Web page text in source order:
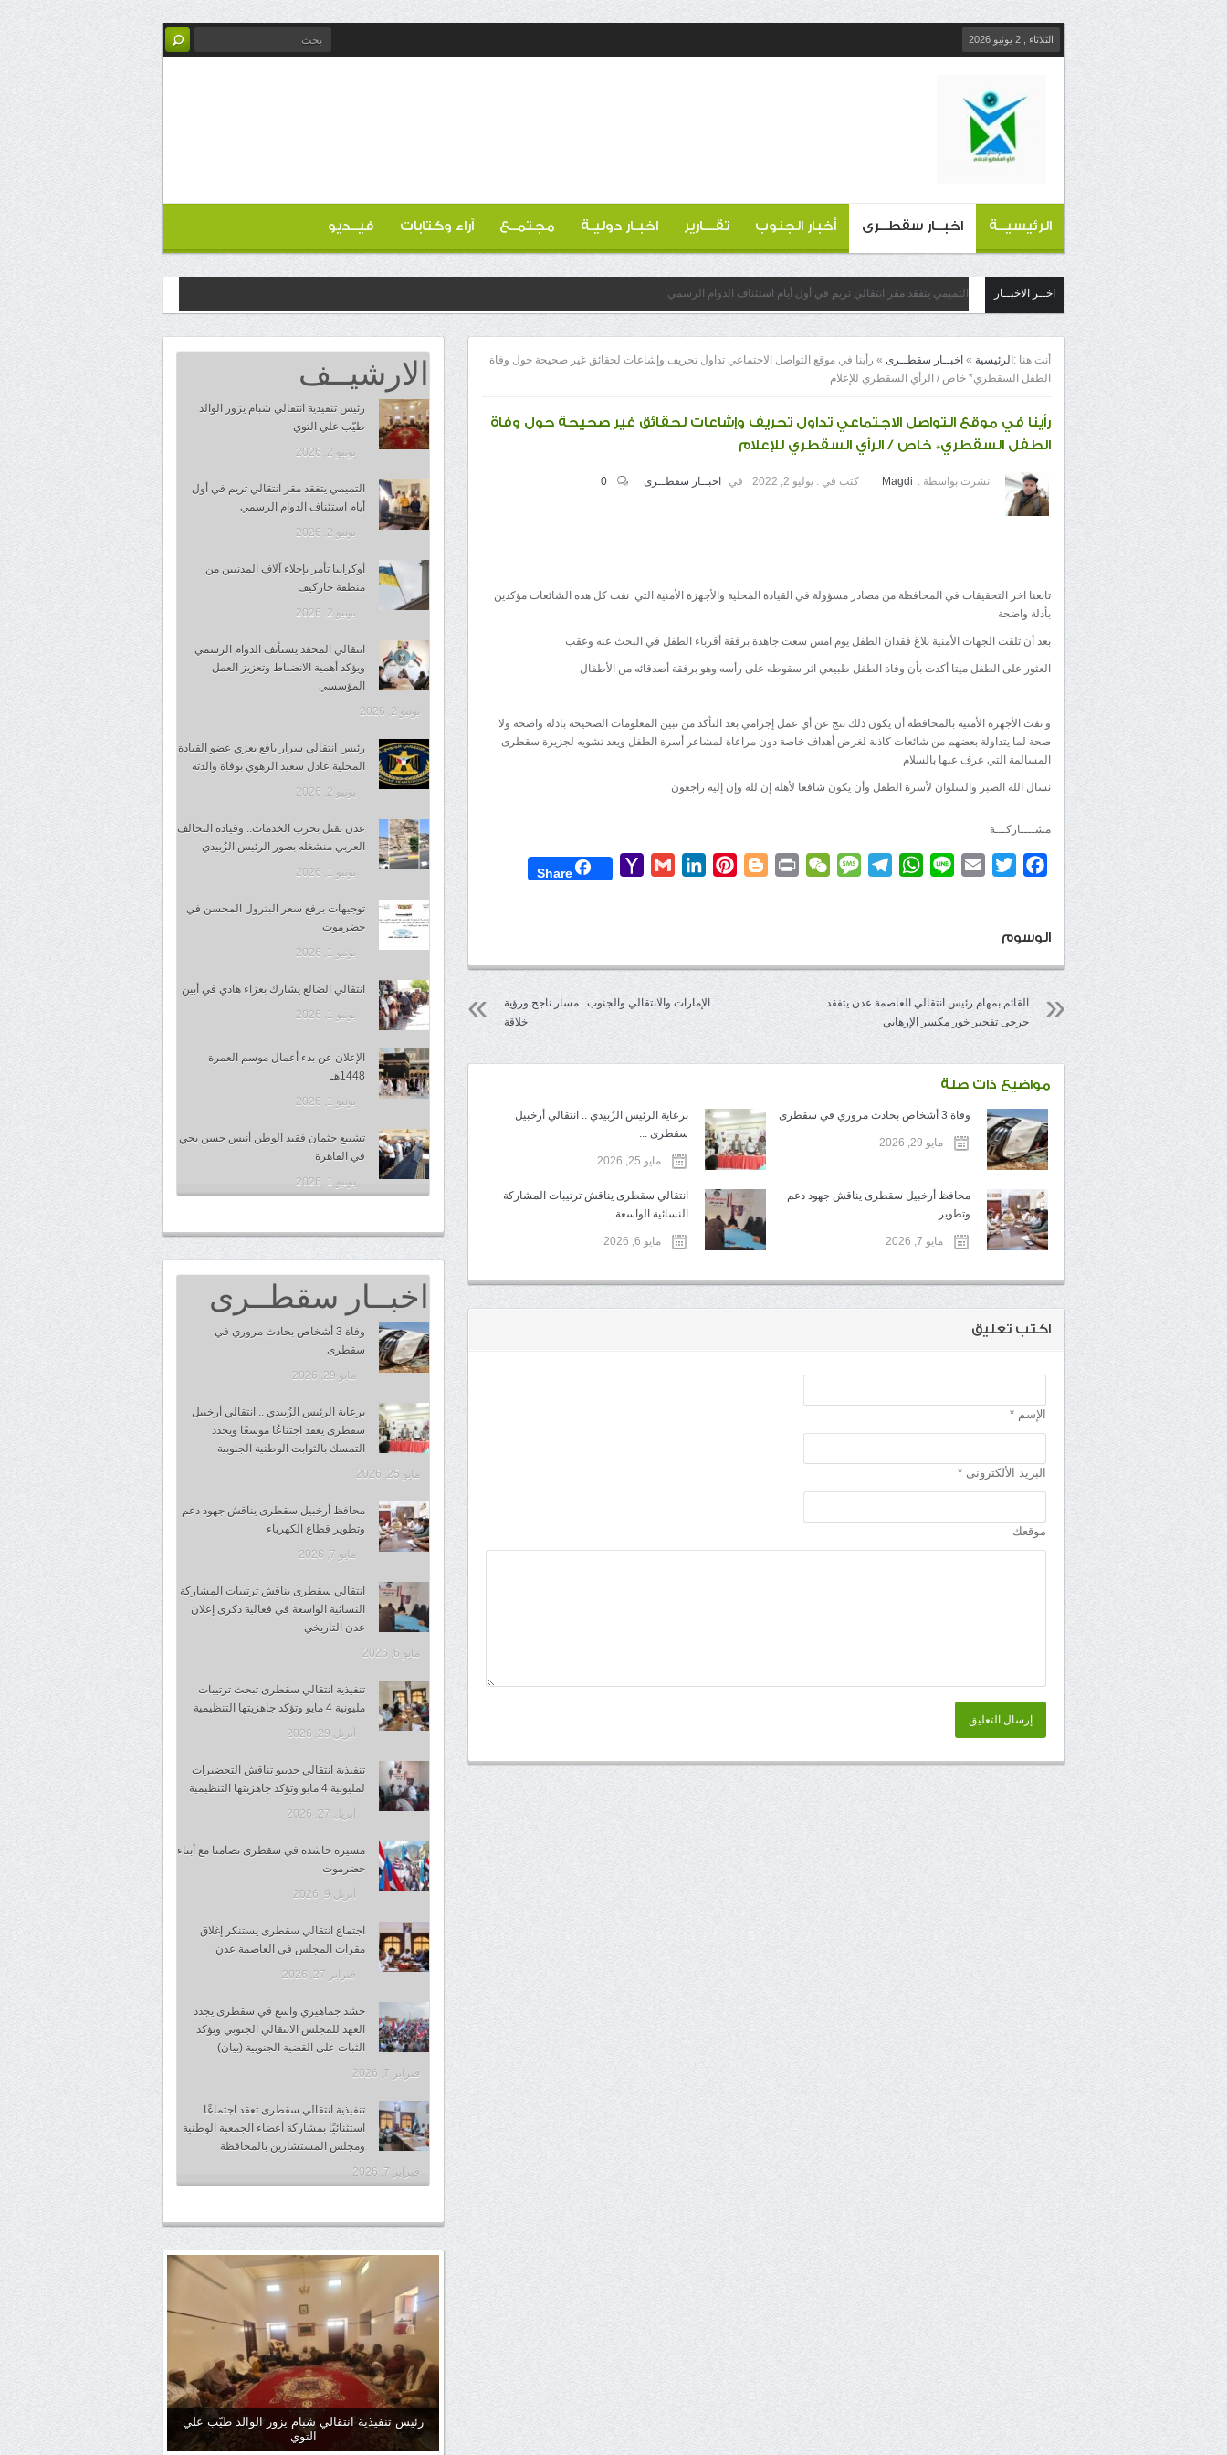
الثلاثاء , 2 يونيو 2026
الرئيسيــة اخبــار سقطــرى أخبار الجنوب تقـــارير اخبـار دوليـة مجتمــع آراء وكتابات فيــديو
اخــر الاخبــار التميمي يتفقد مقر انتقالي تريم في أول أيام استئناف الدوام الرسمي
أنت هنا : الرئيسية » اخبــار سقطــرى » رأينا في موقع التواصل الاجتماعي تداول تحريف وإشاعات لحقائق غير صحيحة حول وفاة
الطفل السقطري* خاص / الرأي السقطري للإعلام
رأينا في موقع التواصل الاجتماعي تداول تحريف وإشاعات لحقائق غير صحيحة حول وفاة
الطفل السقطري* خاص / الرأي السقطري للإعلام
نشرت بواسطة : Magdi كتب في : يوليو 2, 2022 في اخبــار سقطــرى 0
تابعنا اخر التحقيقات في المحافظة من مصادر مسؤولة في القيادة المحلية والأجهزة الأمنية التي نفت كل هذه الشائعات مؤكدين
بأدلة واضحة
بعد أن تلقت الجهات الأمنية بلاغ فقدان الطفل يوم امس سعت جاهدة برفقة أقرباء الطفل في البحث عنه وعقب
العثور على الطفل ميتا أكدت بأن وفاة الطفل طبيعي اثر سقوطه على رأسه وهو برفقة أصدقائه من الأطفال
و نفت الأجهزة الأمنية بالمحافظة أن يكون ذلك نتج عن أي عمل إجرامي بعد التأكد من تبين المعلومات الصحيحة باذلة واضحة ولا
صحة لما يتداولة بعضهم من شائعات كاذبة لغرض أهداف خاصة دون مراعاة لمشاعر أسرة الطفل ويعد تشويه لجزيرة سقطرى
المسالمة التي عرف عنها بالسلام
نسال الله الصبر والسلوان لأسرة الطفل وأن يكون شافعا لأهله إن لله وإن إليه راجعون
مشــــاركـــة
Facebook
Twitter
Email
Line
WhatsApp
Telegram
Message
WeChat
Print
Blogger
Pinterest
LinkedIn
Gmail
Yahoo
Share
الوسوم
الإمارات والانتقالي والجنوب.. مسار ناجح ورؤية
خلاقة
القائم بمهام رئيس انتقالي العاصمة عدن يتفقد
جرحى تفجير خور مكسر الإرهابي
مواضيع ذات صلة
وفاة 3 أشخاص بحادث مروري في سقطرى
مايو 29, 2026
برعاية الرئيس الزُبيدي .. انتقالي أرخبيل
سقطرى ...
مايو 25, 2026
محافظ أرخبيل سقطرى يناقش جهود دعم
وتطوير ...
مايو 7, 2026
انتقالي سقطرى يناقش ترتيبات المشاركة
النسائية الواسعة ...
مايو 6, 2026
اكتب تعليق
الإسم *
البريد الألكترونى *
موقعك
إرسال التعليق
الارشيــف
رئيس تنفيذية انتقالي شبام يزور الوالد
طيّب علي التوي
يونيو 2, 2026
التميمي يتفقد مقر انتقالي تريم في أول
أيام استئناف الدوام الرسمي
يونيو 2, 2026
أوكرانيا تأمر بإجلاء آلاف المدنيين من
منطقة خاركيف
يونيو 2, 2026
انتقالي المحفد يستأنف الدوام الرسمي
ويؤكد أهمية الانضباط وتعزيز العمل
المؤسسي
يونيو 2, 2026
رئيس انتقالي سرار يافع يعزي عضو القيادة
المحلية عادل سعيد الرهوي بوفاة والدته
يونيو 2, 2026
عدن تقتل بحرب الخدمات.. وقيادة التحالف
العربي منشغله بصور الرئيس الزُبيدي
يونيو 1, 2026
توجيهات برفع سعر البترول المحسن في
حضرموت
يونيو 1, 2026
انتقالي الضالع يشارك بعزاء هادي في أبين
يونيو 1, 2026
الإعلان عن بدء أعمال موسم العمرة
1448هـ
يونيو 1, 2026
تشييع جثمان فقيد الوطن أنيس حسن يحي
في القاهرة
يونيو 1, 2026
اخبــار سقطــرى
وفاة 3 أشخاص بحادث مروري في
سقطرى
مايو 29, 2026
برعاية الرئيس الزُبيدي .. انتقالي أرخبيل
سقطرى يعقد اجتناعُا موسعًا ويجدد
التمسك بالثوابت الوطنية الجنوبية
مايو 25, 2026
محافظ أرخبيل سقطرى يناقش جهود دعم
وتطوير قطاع الكهرباء
مايو 7, 2026
انتقالي سقطرى يناقش ترتيبات المشاركة
النسائية الواسعة في فعالية ذكرى إعلان
عدن التاريخي
مايو 6, 2026
تنفيذية انتقالي سقطرى تبحث ترتيبات
مليونية 4 مايو وتؤكد جاهزيتها التنظيمية
أبريل 29, 2026
تنفيذية انتقالي حديبو تناقش التحضيرات
لمليونية 4 مايو وتؤكد جاهزيتها التنظيمية
أبريل 27, 2026
مسيرة حاشدة في سقطرى تضامنا مع أبناء
حضرموت
أبريل 9, 2026
اجتماع انتقالي سقطرى يستنكر إغلاق
مقرات المجلس في العاصمة عدن
فبراير 27, 2026
حشد جماهيري واسع في سقطرى يجدد
العهد للمجلس الانتقالي الجنوبي ويؤكد
الثبات على القضية الجنوبية (بيان)
فبراير 7, 2026
تنفيذية انتقالي سقطرى تعقد اجتماعًا
استثنائيًا بمشاركة أعضاء الجمعية الوطنية
ومجلس المستشارين بالمحافظة
فبراير 7, 2026
رئيس تنفيذية انتقالي شبام يزور الوالد طيّب علي
التوي